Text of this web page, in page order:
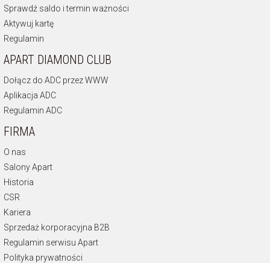
Sprawdź saldo i termin ważności
Aktywuj kartę
Regulamin
APART DIAMOND CLUB
Dołącz do ADC przez WWW
Aplikacja ADC
Regulamin ADC
FIRMA
O nas
Salony Apart
Historia
CSR
Kariera
Sprzedaż korporacyjna B2B
Regulamin serwisu Apart
Polityka prywatności